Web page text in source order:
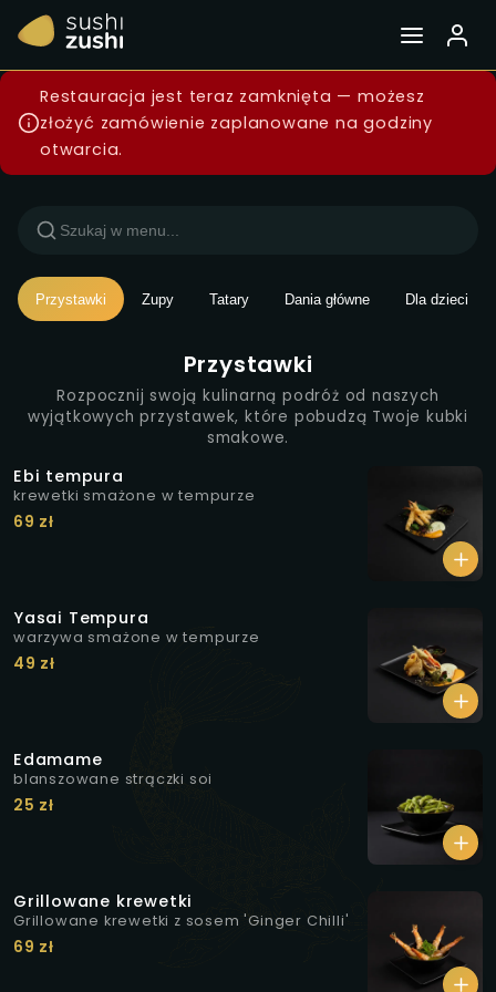
Menu — Sushi Zushi
Restauracja jest teraz zamknięta — możesz
złożyć zamówienie zaplanowane na godziny
otwarcia.
Przystawki Zupy Tatary Dania główne Dla dzieci
Przystawki
Rozpocznij swoją kulinarną podróż od naszych
wyjątkowych przystawek, które pobudzą Twoje kubki
smakowe.
Ebi tempura
krewetki smażone w tempurze
69 zł
Yasai Tempura
warzywa smażone w tempurze
49 zł
Edamame
blanszowane strączki soi
25 zł
Grillowane krewetki
Grillowane krewetki z sosem 'Ginger Chilli'
69 zł